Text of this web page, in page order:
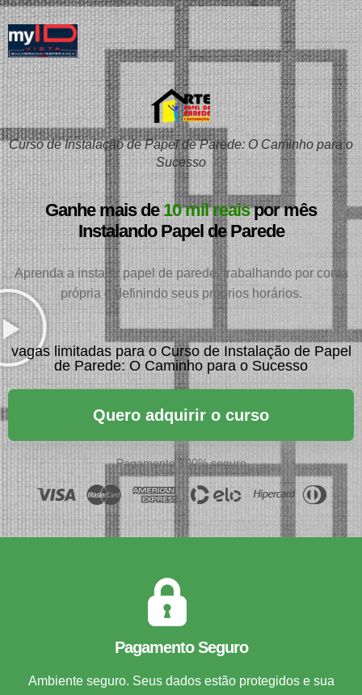
Curso de Instalação de Papel de Parede: O Caminho para o
Sucesso
Ganhe mais de10 mil reais por mês
Instalando Papel de Parede
Aprenda a instalar papel de parede, trabalhando por conta
própria e definindo seus próprios horários.
vagas limitadas para o Curso de Instalação de Papel
de Parede: O Caminho para o Sucesso
Quero adquirir o curso
Pagamento 100% seguro
Pagamento Seguro
Ambiente seguro. Seus dados estão protegidos e sua